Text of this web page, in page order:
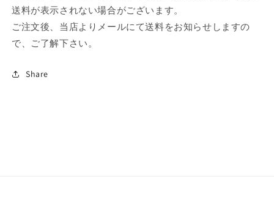
送料が表示されない場合がございます。
ご注文後、当店よりメールにて送料をお知らせしますの
で、ご了解下さい。
Share